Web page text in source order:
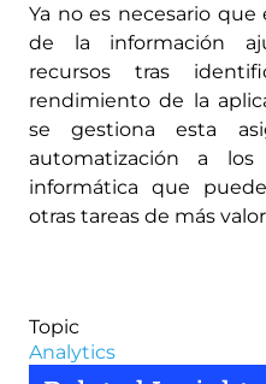
Ya no es necesario
de la información
recursos tras
rendimiento de la
se gestiona esta
automatización a
informática que
otras tareas de más
Topic
Analytics